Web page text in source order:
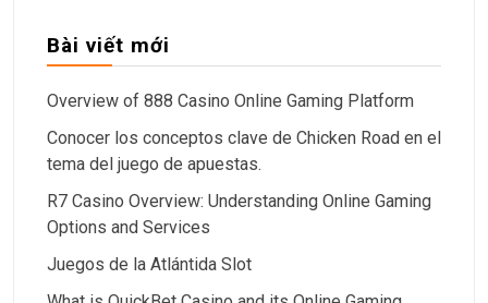
Bài viết mới
Overview of 888 Casino Online Gaming Platform
Conocer los conceptos clave de Chicken Road en el
tema del juego de apuestas.
R7 Casino Overview: Understanding Online Gaming
Options and Services
Juegos de la Atlántida Slot